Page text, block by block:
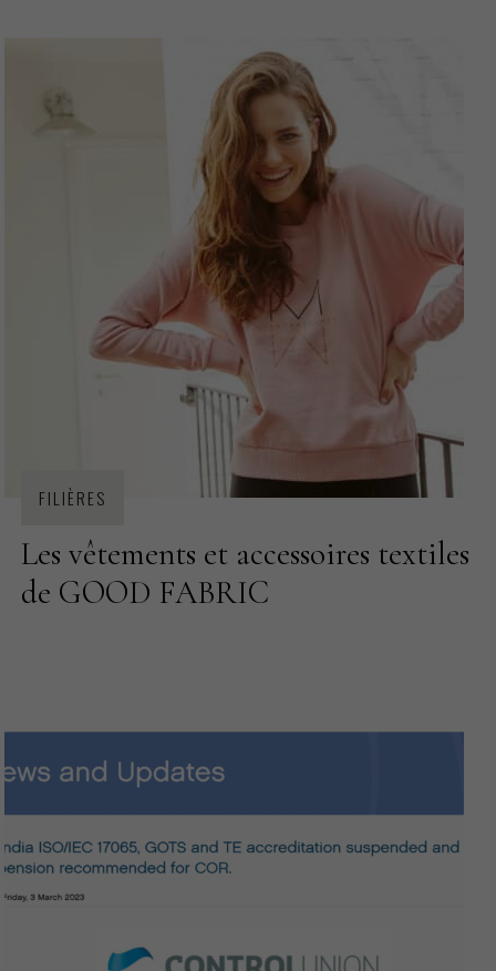
RSE FORMATION
PRODUCTION TEXTILE
FILIÈRES
Les vêtements et accessoires textiles
de GOOD FABRIC